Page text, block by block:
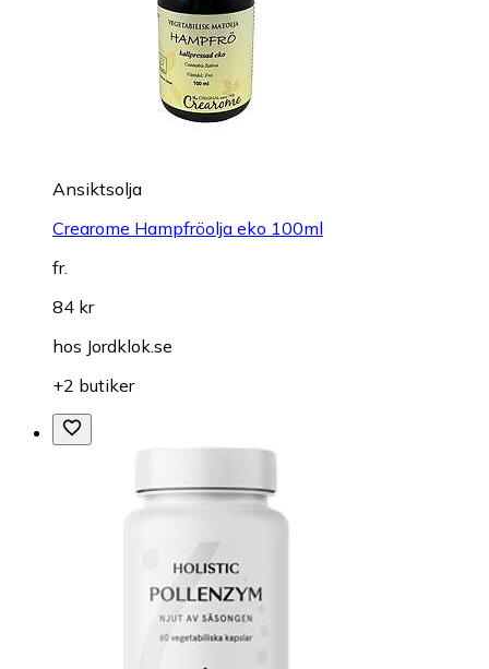
Ansiktsolja
Crearome Hampfröolja eko 100ml
fr.
84 kr
hos Jordklok.se
+2 butiker